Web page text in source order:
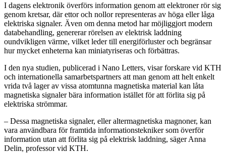
I dagens elektronik överförs information genom att elektroner rör sig
genom kretsar, där ettor och nollor representeras av höga eller låga
elektriska signaler. Även om denna metod har möjliggjort modern
databehandling, genererar rörelsen av elektrisk laddning
oundvikligen värme, vilket leder till energiförluster och begränsar
hur mycket enheterna kan miniatyriseras och förbättras.
I den nya studien, publicerad i Nano Letters, visar forskare vid KTH
och internationella samarbetspartners att man genom att helt enkelt
vrida två lager av vissa atomtunna magnetiska material kan låta
magnetiska signaler bära information istället för att förlita sig på
elektriska strömmar.
– Dessa magnetiska signaler, eller altermagnetiska magnoner, kan
vara användbara för framtida informationstekniker som överför
information utan att förlita sig på elektrisk laddning, säger Anna
Delin, professor vid KTH.